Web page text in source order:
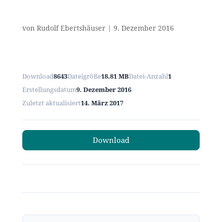
von Rudolf Ebertshäuser| 9. Dezember 2016
Download8643Dateigröße18.81 MBDatei-Anzahl1
Erstellungsdatum9. Dezember 2016
Zuletzt aktualisiert14. März 2017
Download